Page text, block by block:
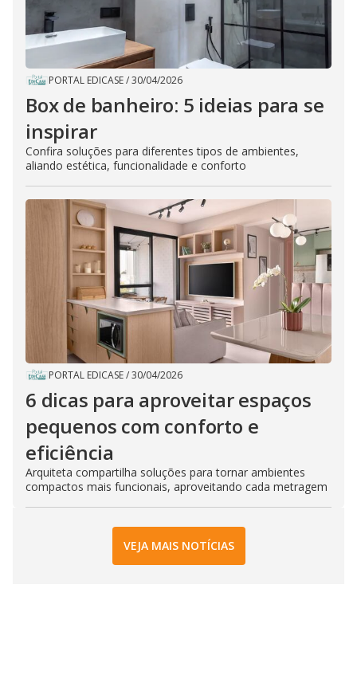
PORTAL EDICASE/30/04/2026
Box de banheiro: 5 ideias para se
inspirar
Confira soluções para diferentes tipos de ambientes,
aliando estética, funcionalidade e conforto
PORTAL EDICASE/30/04/2026
6 dicas para aproveitar espaços
pequenos com conforto e
eficiência
Arquiteta compartilha soluções para tornar ambientes
compactos mais funcionais, aproveitando cada metragem
VEJA MAIS NOTÍCIAS